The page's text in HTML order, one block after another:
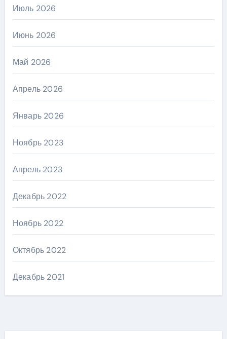
Июль 2026
Июнь 2026
Май 2026
Апрель 2026
Январь 2026
Ноябрь 2023
Апрель 2023
Декабрь 2022
Ноябрь 2022
Октябрь 2022
Декабрь 2021